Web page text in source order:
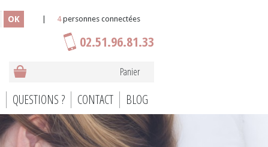
OK 4personnes connectées
02.51.96.81.33
Panier
QUESTIONS ? CONTACT BLOG